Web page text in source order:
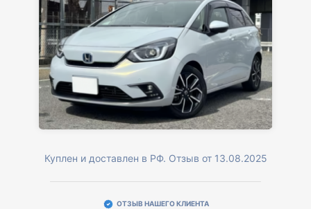
Куплен и доставлен в РФ. Отзыв от 13.08.2025
ОТЗЫВ НАШЕГО КЛИЕНТА